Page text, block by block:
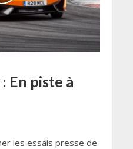
En piste à
les essais presse de